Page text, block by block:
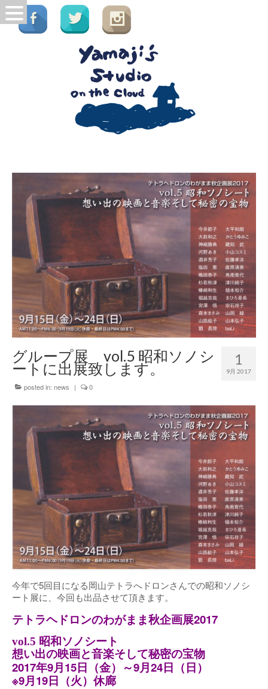
1
9月 2017
グループ展 vol.5 昭和ソノシ
ートに出展致します。
posted in: news | 0
今年で5回目になる岡山テトラへドロンさんでの昭和ソノシ
ート展に、今回も出品させて頂きます。
テトラヘドロンのわがまま秋企画展2017
vol.5 昭和ソノシート
想い出の映画と音楽そして秘密の宝物
2017年9月15日（金）～9月24日（日）
※9月19日（火）休廊